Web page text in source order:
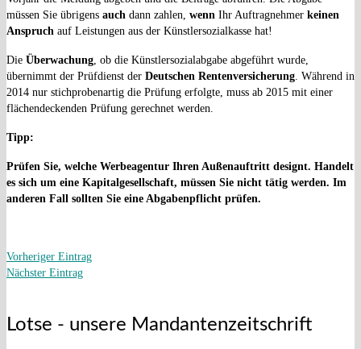
müssen Sie übrigens auch dann zahlen, wenn Ihr Auftragnehmer keinen
Anspruch auf Leistungen aus der Künstlersozialkasse hat!
Die Überwachung , ob die Künstlersozialabgabe abgeführt wurde,
übernimmt der Prüfdienst der Deutschen Rentenversicherung . Während in
2014 nur stichprobenartig die Prüfung erfolgte, muss ab 2015 mit einer
flächendeckenden Prüfung gerechnet werden.
Tipp:
Prüfen Sie, welche Werbeagentur Ihren Außenauftritt designt. Handelt
es sich um eine Kapitalgesellschaft, müssen Sie nicht tätig werden. Im
anderen Fall sollten Sie eine Abgabenpflicht prüfen.
Vorheriger Eintrag
Nächster Eintrag
Lotse - unsere Mandantenzeitschrift